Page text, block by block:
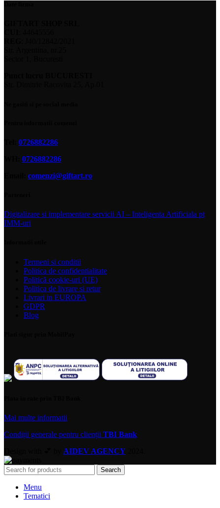
0726882286
0726882286
comenzi@giftart.ro
Digitalizare si implementare servicii AI – Inteligenta Artificiala pt
IMM-uri
Termeni si conditii
Politica de confidentialitate
Politică cookie-uri (UE)
Politica de livrare si retur
Livrari in EUROPA
GDPR
Blog
Mai multe informatii
Condiții generale pentru clienții TBI Bank
AIDEV AGENCY
Search
Menu
Tematici